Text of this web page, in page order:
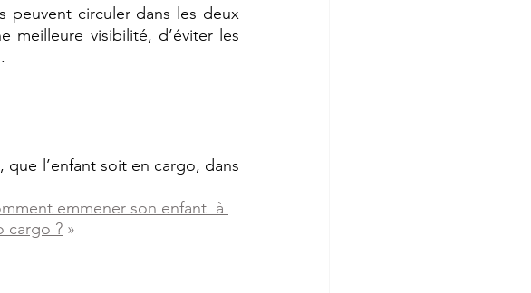
peuvent circuler dans les deux
meilleure visibilité, d’éviter les
l’enfant soit en cargo, dans
emmener son enfant  à
cargo ? »